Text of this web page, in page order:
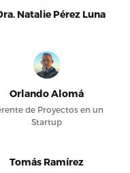
Natalie Pérez Luna
Orlando Alomá
de Proyectos en un
Startup
Tomás Ramírez